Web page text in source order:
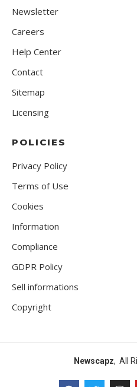
Newsletter
Careers
Help Center
Contact
Sitemap
Licensing
POLICIES
Privacy Policy
Terms of Use
Cookies
Information
Compliance
GDPR Policy
Sell informations
Copyright
Newscapz, All